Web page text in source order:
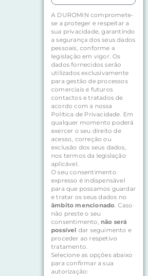
A DUROMIN compromete-
se a proteger e respeitar a
sua privacidade, garantindo
a segurança dos seus dados
pessoais, conforme a
legislação em vigor. Os
dados fornecidos serão
utilizados exclusivamente
para gestão de processos
comerciais e futuros
contactos e tratados de
acordo com a nossa
Política de Privacidade. Em
qualquer momento poderá
exercer o seu direito de
acesso, correção ou
exclusão dos seus dados,
nos termos da legislação
aplicável.
O seu consentimento
expresso é indispensável
para que possamos guardar
e tratar os seus dados no
âmbito mencionado. Caso
não preste o seu
consentimento, não será
possível dar seguimento e
proceder ao respetivo
tratamento.
Selecione as opções abaixo
para confirmar a sua
autorização: